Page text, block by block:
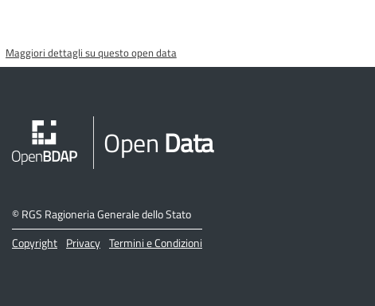
Maggiori dettagli su questo open data
Open Data
©RGS Ragioneria Generale dello Stato
Copyright Privacy Termini e Condizioni